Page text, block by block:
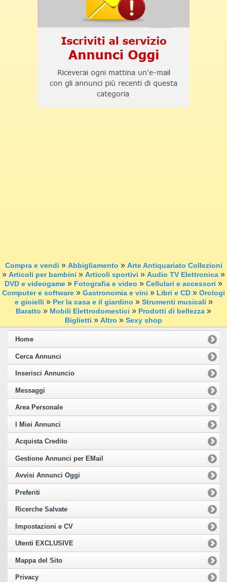
Compra e vendi » Abbigliamento » Arte Antiquariato Collezioni
» Articoli per bambini » Articoli sportivi » Audio TV Elettronica »
DVD e videogame » Fotografia e video » Cellulari e accessori »
Computer e software » Gastronomia e vini » Libri e CD » Orologi
e gioielli » Per la casa e il giardino » Strumenti musicali »
Baratto » Mobili Elettrodomestici » Prodotti di bellezza »
Biglietti » Altro » Sexy shop
Home
Cerca Annunci
Inserisci Annuncio
Messaggi
Area Personale
I Miei Annunci
Acquista Credito
Gestione Annunci per EMail
Avvisi Annunci Oggi
Preferiti
Ricerche Salvate
Impostazioni e CV
Utenti EXCLUSIVE
Mappa del Sito
Privacy